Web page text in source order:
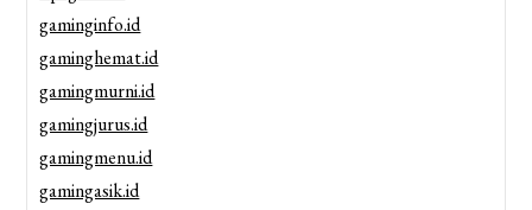
gaminginfo.id
gaminghemat.id
gamingmurni.id
gamingjurus.id
gamingmenu.id
gamingasik.id